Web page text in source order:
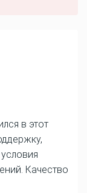
в этот
Качество